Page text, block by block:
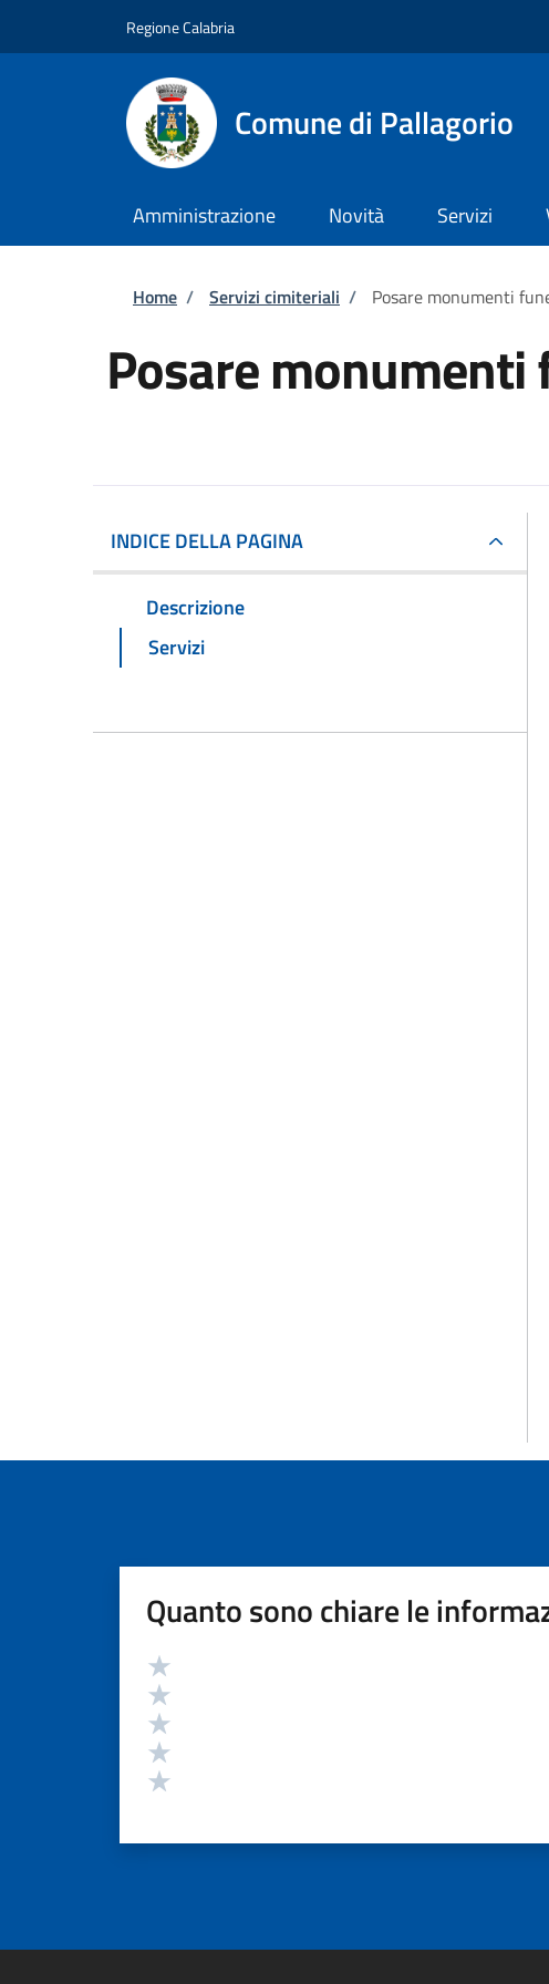
Regione Calabria
Comune di Pallagorio
Amministrazione Novità Servizi
Briciole di pane
Home / Servizi cimiteriali / Posare monumenti
Posare monumenti
INDICE DELLA PAGINA
Descrizione
Servizi
Quanto sono chiare le
Valutazione